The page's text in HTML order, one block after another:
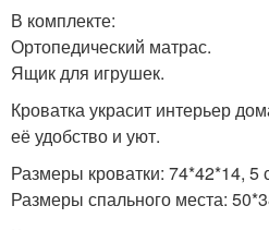
В комплекте:
Ортопедический матрас.
Ящик для игрушек.
Кроватка украсит интерьер
её удобство и уют.
Размеры кроватки: 74*42*14, 5
Размеры спального места: